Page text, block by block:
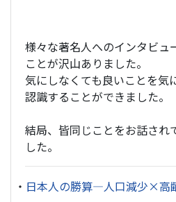
様々な著名人へのインタビュ
ことが沢山ありました。
気にしなくても良いことを気
認識することができました。
結局、皆同じことをお話され
した。
・ 日本人の勝算―人口減少×高